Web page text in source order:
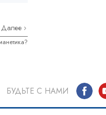
Далее
БУДЬТЕ С НАМИ